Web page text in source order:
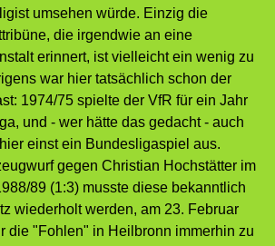
umsehen würde. Einzig die
die irgendwie an eine
erinnert, ist vielleicht ein wenig zu
war hier tatsächlich schon der
1974/75 spielte der VfR für ein Jahr
und - wer hätte das gedacht - auch
einst ein Bundesligaspiel aus.
gegen Christian Hochstätter im
89 (1:3) musste diese bekanntlich
wiederholt werden, am 23. Februar
die "Fohlen" in Heilbronn immerhin zu